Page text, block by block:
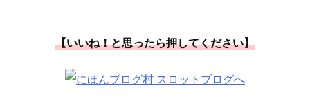
【いいね！と思ったら押してください】